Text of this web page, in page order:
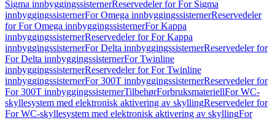
Sigma innbyggingssisternerReservedeler for For Sigma
innbyggingssisternerFor Omega innbyggingssisternerReservedeler
for For Omega innbyggingssisternerFor Kappa
innbyggingssisternerReservedeler for For Kappa
innbyggingssisternerFor Delta innbyggingssisternerReservedeler for
For Delta innbyggingssisternerFor Twinline
innbyggingssisternerReservedeler for For Twinline
innbyggingssisternerFor 300T innbyggingssisternerReservedeler for
For 300T innbyggingssisternerTilbehørForbruksmateriellFor WC-
skyllesystem med elektronisk aktivering av skyllingReservedeler for
For WC-skyllesystem med elektronisk aktivering av skyllingFor